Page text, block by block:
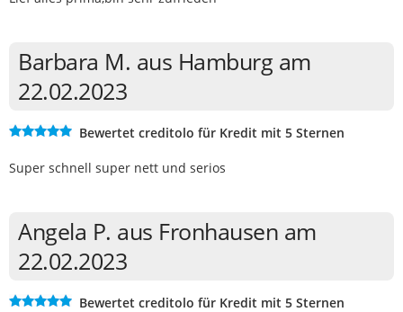
Barbara M. aus Hamburg am
22.02.2023
Bewertet creditolo für Kredit mit 5 Sternen
Super schnell super nett und serios
Angela P. aus Fronhausen am
22.02.2023
Bewertet creditolo für Kredit mit 5 Sternen